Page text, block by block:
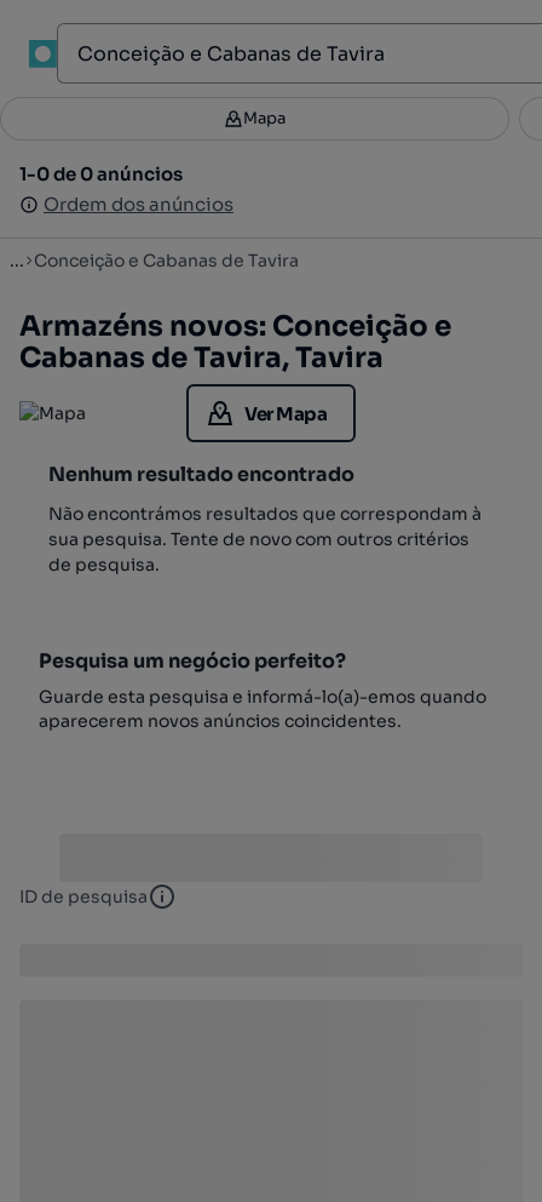
Filtros 3
1-0 de 0 anúncios
Ordem dos anúncios
Mapa
1-0 de 0 anúncios
Ordem dos anúncios
... Conceição e Cabanas de Tavira
Armazéns novos: Conceição e
Cabanas de Tavira, Tavira
Ver Mapa
Nenhum resultado encontrado
Não encontrámos resultados que correspondam à
sua pesquisa. Tente de novo com outros critérios
de pesquisa.
Pesquisa um negócio perfeito?
Guarde esta pesquisa e informá-lo(a)-emos quando
aparecerem novos anúncios coincidentes.
ID de pesquisa ID de pesquisa